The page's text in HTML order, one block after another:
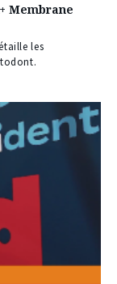
Membrane
les